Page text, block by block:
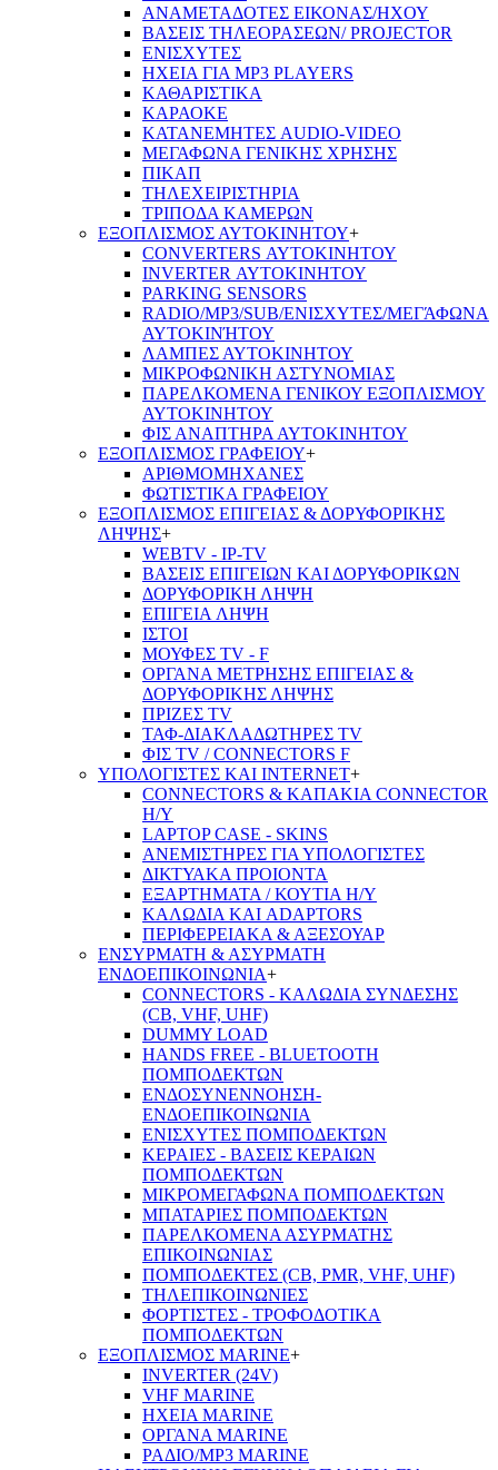
ΑΝΑΜΕΤΑΔΟΤΕΣ ΕΙΚΟΝΑΣ/ΗΧΟΥ
ΒΑΣΕΙΣ ΤΗΛΕOΡΑΣΕΩΝ/ PROJECTOR
ΕΝΙΣΧΥΤΕΣ
ΗΧΕΙΑ ΓΙΑ MP3 PLAYERS
ΚΑΘΑΡΙΣΤΙΚΑ
ΚΑΡΑΟΚΕ
ΚΑΤΑΝΕΜΗΤΕΣ AUDIO-VIDEO
ΜΕΓΑΦΩΝΑ ΓΕΝΙΚΗΣ ΧΡΗΣΗΣ
ΠΙΚΑΠ
ΤΗΛΕΧΕΙΡΙΣΤΗΡΙΑ
ΤΡΙΠΟΔΑ ΚΑΜΕΡΩΝ
ΕΞΟΠΛΙΣΜΟΣ ΑΥΤΟΚΙΝΗΤΟΥ+
CONVERTERS ΑΥΤΟΚΙΝΗΤΟΥ
INVERTER ΑΥΤΟΚΙΝΗΤΟΥ
PARKING SENSORS
RADIO/MP3/SUB/ΕΝΙΣΧΥΤΕΣ/ΜΕΓΆΦΩΝΑ
ΑΥΤΟΚΙΝΉΤΟΥ
ΛΑΜΠΕΣ ΑΥΤΟΚΙΝΗΤΟΥ
ΜΙΚΡΟΦΩΝΙΚΗ ΑΣΤΥΝΟΜΙΑΣ
ΠΑΡΕΛΚΟΜΕΝΑ ΓΕΝΙΚΟΥ ΕΞΟΠΛΙΣΜΟΥ
ΑΥΤΟΚΙΝΗΤΟΥ
ΦΙΣ ΑΝΑΠΤΗΡΑ ΑΥΤΟΚΙΝΗΤΟΥ
ΕΞΟΠΛΙΣΜΟΣ ΓΡΑΦΕΙΟΥ+
ΑΡΙΘΜΟΜΗΧΑΝΕΣ
ΦΩΤΙΣΤΙΚΑ ΓΡΑΦΕΙΟΥ
ΕΞΟΠΛΙΣΜΟΣ ΕΠΙΓΕΙΑΣ & ΔΟΡΥΦΟΡΙΚΗΣ
ΛΗΨΗΣ+
WEBTV - IP-TV
ΒΑΣΕΙΣ ΕΠΙΓΕΙΩΝ ΚΑΙ ΔΟΡΥΦΟΡΙΚΩΝ
ΔΟΡΥΦΟΡΙΚΗ ΛΗΨΗ
ΕΠΙΓΕΙA ΛΗΨΗ
ΙΣΤΟΙ
ΜΟΥΦΕΣ TV - F
ΟΡΓΑΝΑ ΜΕΤΡΗΣΗΣ ΕΠΙΓΕΙΑΣ &
ΔΟΡΥΦΟΡΙΚΗΣ ΛΗΨΗΣ
ΠΡΙΖΕΣ TV
ΤΑΦ-ΔΙΑΚΛΑΔΩΤΗΡΕΣ TV
ΦΙΣ TV / CONNECTORS F
ΥΠΟΛΟΓΙΣΤΕΣ ΚΑΙ INTERNET+
CONNECTORS & ΚΑΠΑΚΙΑ CONNECTOR
Η/Υ
LAPTOP CASE - SKINS
ΑΝΕΜΙΣΤΗΡΕΣ ΓΙΑ ΥΠΟΛΟΓΙΣΤΕΣ
ΔΙΚΤΥΑΚΑ ΠΡΟΙΟΝΤΑ
ΕΞΑΡΤΗΜΑΤΑ / ΚΟΥΤΙΑ Η/Υ
ΚΑΛΩΔΙΑ ΚΑΙ ADAPTORS
ΠΕΡΙΦΕΡΕΙΑΚΑ & ΑΞΕΣΟΥΑΡ
ΕΝΣΥΡΜΑΤΗ & ΑΣΥΡΜΑΤΗ
ΕΝΔΟΕΠΙΚΟΙΝΩΝΙΑ+
CONNECTORS - ΚΑΛΩΔΙΑ ΣΥΝΔΕΣΗΣ
(CB, VHF, UHF)
DUMMY LOAD
HANDS FREE - BLUETOOTH
ΠΟΜΠΟΔΕΚΤΩΝ
ΕΝΔΟΣΥΝΕΝΝΟΗΣΗ-
ΕΝΔΟΕΠΙΚΟΙΝΩΝΙΑ
ΕΝΙΣΧΥΤΕΣ ΠΟΜΠΟΔΕΚΤΩΝ
ΚΕΡΑΙΕΣ - ΒΑΣΕΙΣ ΚΕΡΑΙΩΝ
ΠΟΜΠΟΔΕΚΤΩΝ
ΜΙΚΡΟΜΕΓΑΦΩΝΑ ΠΟΜΠΟΔΕΚΤΩΝ
ΜΠΑΤΑΡΙΕΣ ΠΟΜΠΟΔΕΚΤΩΝ
ΠΑΡΕΛΚΟΜΕΝΑ ΑΣΥΡΜΑΤΗΣ
ΕΠΙΚΟΙΝΩΝΙΑΣ
ΠΟΜΠΟΔΕΚΤΕΣ (CB, PMR, VHF, UHF)
ΤΗΛΕΠΙΚΟΙΝΩΝΙΕΣ
ΦΟΡΤΙΣΤΕΣ - ΤΡΟΦΟΔΟΤΙΚΑ
ΠΟΜΠΟΔΕΚΤΩΝ
ΕΞΟΠΛΙΣΜΟΣ MARINE+
INVERTER (24V)
VHF MARINE
ΗΧΕΙΑ MARINE
ΟΡΓΑΝΑ MARINE
ΡΑΔΙΟ/MP3 MARINE